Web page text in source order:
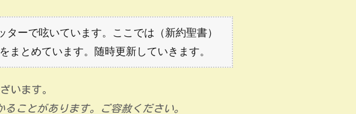
ーで呟いています。ここでは（新約聖書）
とめています。随時更新していきます。
います。
ことがあります。ご容赦ください。